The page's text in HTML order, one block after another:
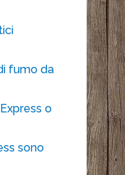
fumo da
o
sono